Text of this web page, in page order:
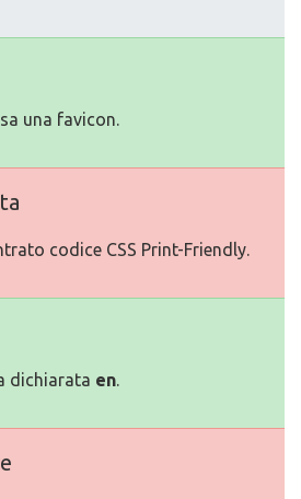
una favicon.
codice CSS Print-Friendly.
dichiarata en.